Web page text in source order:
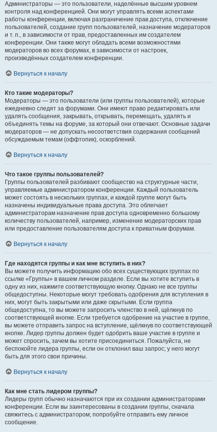
Администраторы — это пользователи, наделённые высшим уровнем
контроля над конференцией. Они могут управлять всеми аспектами
работы конференции, включая разграничение прав доступа, отключение
пользователей, создание групп пользователей, назначение модераторов
и т. п., в зависимости от прав, предоставленных им создателем
конференции. Они также могут обладать всеми возможностями
модераторов во всех форумах, в зависимости от настроек,
произведённых создателем конференции.
Вернуться к началу
Кто такие модераторы?
Модераторы — это пользователи (или группы пользователей), которые
ежедневно следят за форумами. Они имеют право редактировать или
удалять сообщения, закрывать, открывать, перемещать, удалять и
объединять темы на форуме, за который они отвечают. Основные задачи
модераторов — не допускать несоответствия содержания сообщений
обсуждаемым темам (оффтопик), оскорблений.
Вернуться к началу
Что такое группы пользователей?
Группы пользователей разбивают сообщество на структурные части,
управляемые администратором конференции. Каждый пользователь
может состоять в нескольких группах, и каждой группе могут быть
назначены индивидуальные права доступа. Это облегчает
администраторам назначение прав доступа одновременно большому
количеству пользователей, например, изменение модераторских прав
или предоставление пользователям доступа к приватным форумам.
Вернуться к началу
Где находятся группы и как мне вступить в них?
Вы можете получить информацию обо всех существующих группах по
ссылке «Группы» в вашем личном разделе. Если вы хотите вступить в
одну из них, нажмите соответствующую кнопку. Однако не все группы
общедоступны. Некоторые могут требовать одобрения для вступления в
них, могут быть закрытыми или даже скрытыми. Если группа
общедоступна, то вы можете запросить членство в ней, щёлкнув по
соответствующей кнопке. Если требуется одобрение на участие в группе,
вы можете отправить запрос на вступление, щёлкнув по соответствующей
кнопке. Лидер группы должен будет одобрить ваше участие в группе и
может спросить, зачем вы хотите присоединиться. Пожалуйста, не
беспокойте лидера группы, если он отклонил ваш запрос; у него могут
быть для этого свои причины.
Вернуться к началу
Как мне стать лидером группы?
Лидеры групп обычно назначаются при их создании администраторами
конференции. Если вы заинтересованы в создании группы, сначала
свяжитесь с администратором; попробуйте отправить ему личное
сообщение.